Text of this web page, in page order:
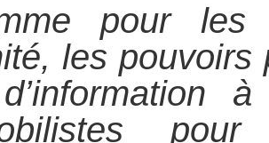
pour les
les pouvoirs